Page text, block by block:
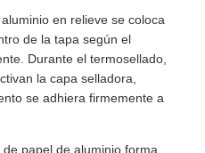
en relieve se coloca
de la tapa según el
Durante el termosellado,
la capa selladora,
se adhiera firmemente a
papel de aluminio forma